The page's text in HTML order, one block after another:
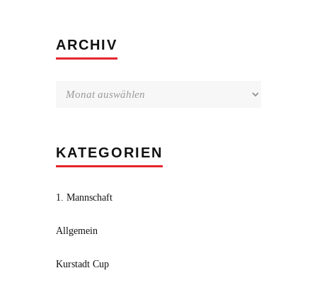
ARCHIV
KATEGORIEN
1. Mannschaft
Allgemein
Kurstadt Cup